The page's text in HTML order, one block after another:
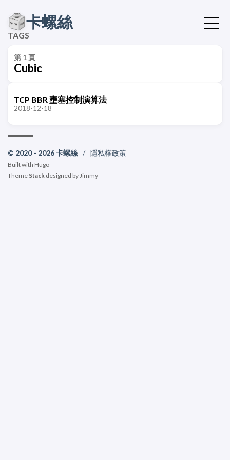
卡螺絲
TAGS
第 1 頁
Cubic
TCP BBR 壅塞控制演算法
2018-12-18
© 2020 - 2026 卡螺絲 / 隱私權政策
Built with Hugo
Theme Stack designed byJimmy